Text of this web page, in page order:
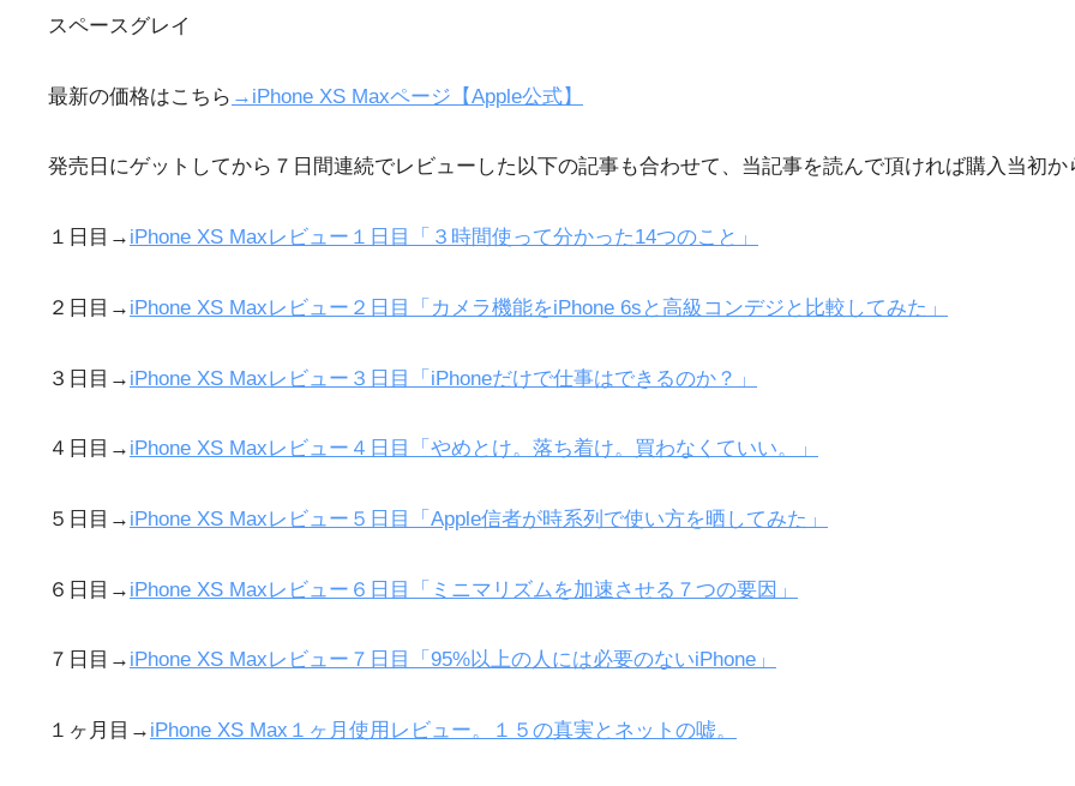
スペースグレイ
最新の価格はこちら →iPhone XS Maxページ【Apple公式】
発売日にゲットしてから７日間連続でレビューした以下の記事も合わせて、当記事を読んで頂ければ購入当初
１日目→ iPhone XS Maxレビュー１日目「３時間使って分かった14つのこと」
２日目→ iPhone XS Maxレビュー２日目「カメラ機能をiPhone 6sと高級コンデジと比較してみた」
３日目→ iPhone XS Maxレビュー３日目「iPhoneだけで仕事はできるのか？」
４日目→ iPhone XS Maxレビュー４日目「やめとけ。落ち着け。買わなくていい。」
５日目→ iPhone XS Maxレビュー５日目「Apple信者が時系列で使い方を晒してみた」
６日目→ iPhone XS Maxレビュー６日目「ミニマリズムを加速させる７つの要因」
７日目→ iPhone XS Maxレビュー７日目「95%以上の人には必要のないiPhone」
１ヶ月目→ iPhone XS Max１ヶ月使用レビュー。１５の真実とネットの嘘。